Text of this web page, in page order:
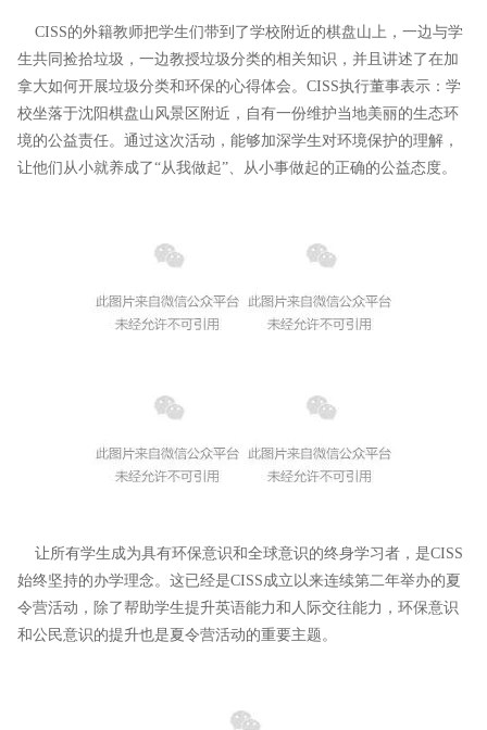
CISS的外籍教师把学生们带到了学校附近的棋盘山上，一边与学
生共同捡拾垃圾，一边教授垃圾分类的相关知识，并且讲述了在加
拿大如何开展垃圾分类和环保的心得体会。CISS执行董事表示：学
校坐落于沈阳棋盘山风景区附近，自有一份维护当地美丽的生态环
境的公益责任。通过这次活动，能够加深学生对环境保护的理解，
让他们从小就养成了“从我做起”、从小事做起的正确的公益态度。
让所有学生成为具有环保意识和全球意识的终身学习者，是CISS
始终坚持的办学理念。这已经是CISS成立以来连续第二年举办的夏
令营活动，除了帮助学生提升英语能力和人际交往能力，环保意识
和公民意识的提升也是夏令营活动的重要主题。